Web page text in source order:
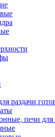
раздачи
печи